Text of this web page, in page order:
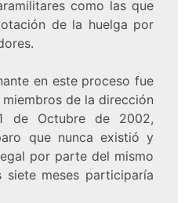
como las que
de la huelga por
en este proceso fue
de la dirección
de Octubre de 2002,
que nunca existió y
por parte del mismo
meses participaría